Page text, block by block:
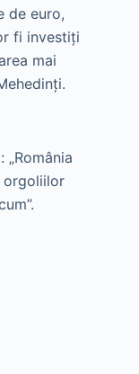
de euro,
fi investiți
mai
„România
orgoliilor